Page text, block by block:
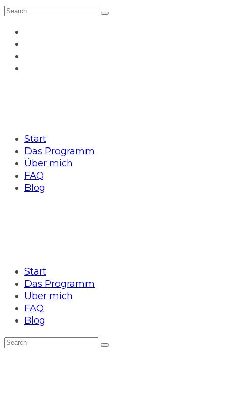
Start
Das Programm
Über mich
FAQ
Blog
Start
Das Programm
Über mich
FAQ
Blog